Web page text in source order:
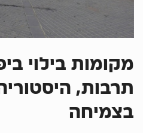
מקומות בילוי
תרבות,
בצמיחה